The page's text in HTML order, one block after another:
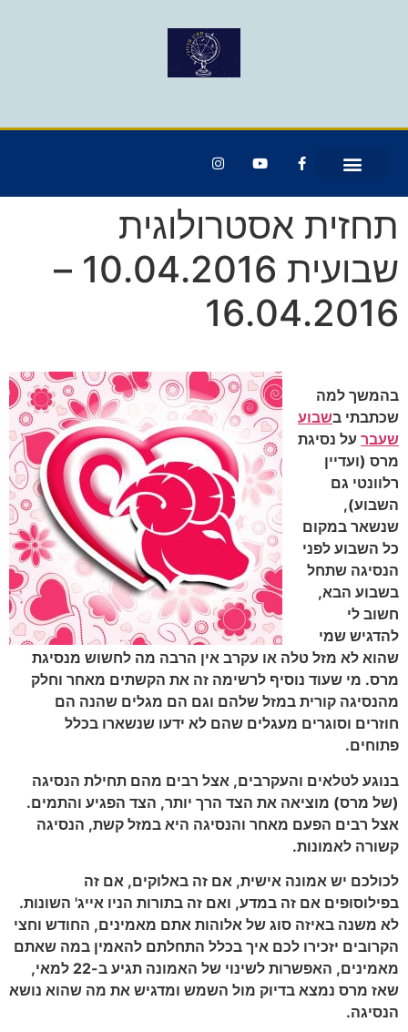
תחזית אסטרולוגית
שבועית 10.04.2016 –
16.04.2016
בהמשך למה
שכתבתי בשבוע
שעבר על נסיגת
מרס (ועדיין
רלוונטי גם
השבוע),
שנשאר במקום
כל השבוע לפני
הנסיגה שתחל
בשבוע הבא,
חשוב לי
להדגיש שמי
שהוא לא מזל טלה או עקרב אין הרבה מה לחשוש מנסיגת
מרס. מי שעוד נוסיף לרשימה זה את הקשתים מאחר וחלק
מהנסיגה קורית במזל שלהם וגם הם מגלים שהנה הם
חוזרים וסוגרים מעגלים שהם לא ידעו שנשארו בכלל
פתוחים.
בנוגע לטלאים והעקרבים, אצל רבים מהם תחילת הנסיגה
(של מרס) מוציאה את הצד הרך יותר, הצד הפגיע והתמים.
אצל רבים הפעם מאחר והנסיגה היא במזל קשת, הנסיגה
קשורה לאמונות.
לכולכם יש אמונה אישית, אם זה באלוקים, אם זה
בפילוסופים אם זה במדע, ואם זה בתורות הניו אייג' השונות.
לא משנה באיזה סוג של אלוהות אתם מאמינים, החודש וחצי
הקרובים יזכירו לכם איך בכלל התחלתם להאמין במה שאתם
מאמינים, האפשרות לשינוי של האמונה תגיע ב-22 למאי,
שאז מרס נמצא בדיוק מול השמש ומדגיש את מה שהוא נושא
הנסיגה.